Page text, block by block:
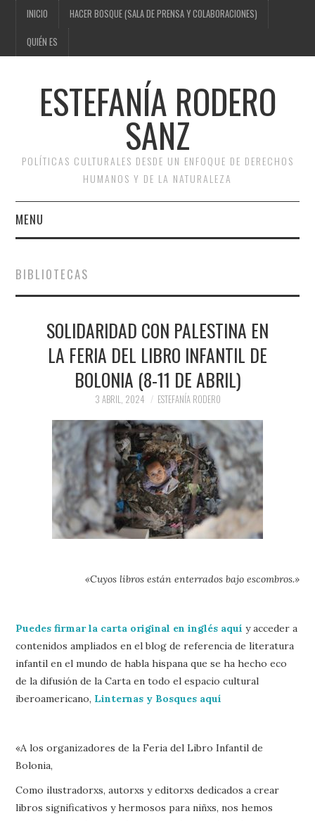
INICIO HACER BOSQUE (SALA DE PRENSA Y COLABORACIONES)
QUIÉN ES
ESTEFANÍA RODERO
SANZ
POLÍTICAS CULTURALES DESDE UN ENFOQUE DE DERECHOS
HUMANOS Y DE LA NATURALEZA
MENU
HACER BOSQUE (SALA DE
PRENSA Y
COLABORACIONES)
BIBLIOTECAS
SOLIDARIDAD CON PALESTINA EN
LA FERIA DEL LIBRO INFANTIL DE
BOLONIA (8-11 DE ABRIL)
3 ABRIL, 2024 ESTEFANÍA RODERO
«Cuyos libros están enterrados bajo escombros.»
Puedes firmar la carta original en inglés aquí y acceder a
contenidos ampliados en el blog de referencia de literatura
infantil en el mundo de habla hispana que se ha hecho eco
de la difusión de la Carta en todo el espacio cultural
iberoamericano, Linternas y Bosques aquí
«A los organizadores de la Feria del Libro Infantil de
Bolonia,
Como ilustradorxs, autorxs y editorxs dedicados a crear
libros significativos y hermosos para niñxs, nos hemos